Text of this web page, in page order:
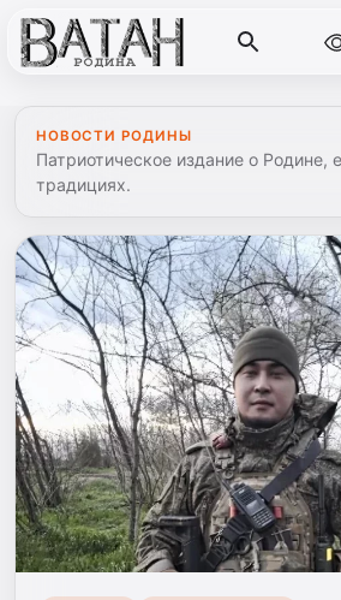
НОВОСТИ РОДИНЫ
Патриотическое издание о Родине,
традициях.